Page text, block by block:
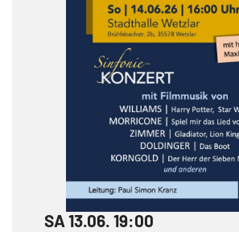
SA 13.06. 19:00